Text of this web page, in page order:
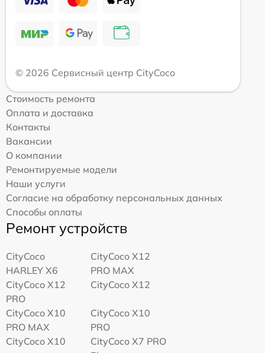
© 2026 Сервисный центр CityCoco
Стоимость ремонта
Оплата и доставка
Контакты
Вакансии
О компании
Ремонтируемые модели
Наши услуги
Согласие на обработку персональных данных
Способы оплаты
Ремонт устройств
CityCoco
HARLEY X6
CityCoco X12
PRO MAX
CityCoco X12
PRO
CityCoco X12
CityCoco X10
PRO MAX
CityCoco X10
PRO
CityCoco X10
CityCoco X7 PRO